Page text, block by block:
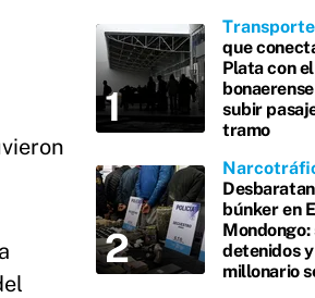
Transporte
que
Plata con
subir
tramo
búnker en
Mondongo:
detenidos
millonario